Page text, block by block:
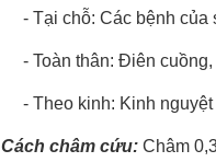
- Tại chỗ: Các bệnh của
- Toàn thân: Điên cuồng,
- Theo kinh: Kinh nguyệt
Cách châm cứu:Châm